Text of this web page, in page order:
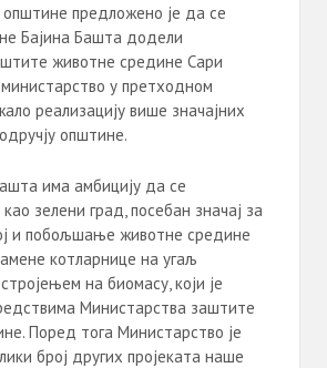
предложено је да се
Бајина Башта додели
животне средине Сари
министарство у претходном
реализацију више значајних
општине.
има амбицију да се
зелени град, посебан значај за
и побољшање животне средине
котларнице на угаљ
на биомасу, који је
Министарства заштите
Поред тога Министарство је
број других пројеката наше